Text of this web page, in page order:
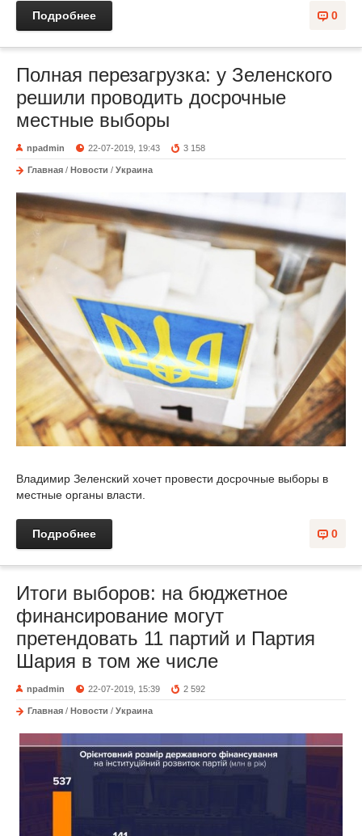
0
Подробнее
Полная перезагрузка: у Зеленского
решили проводить досрочные
местные выборы
npadmin 22-07-2019, 19:43 3 158
Главная / Новости / Украина
Владимир Зеленский хочет провести досрочные выборы в
местные органы власти.
0
Подробнее
Итоги выборов: на бюджетное
финансирование могут
претендовать 11 партий и Партия
Шария в том же числе
npadmin 22-07-2019, 15:39 2 592
Главная / Новости / Украина